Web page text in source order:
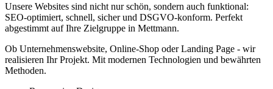
Unsere Websites sind nicht nur schön, sondern auch funktional:
SEO-optimiert, schnell, sicher und DSGVO-konform. Perfekt
abgestimmt auf Ihre Zielgruppe in Mettmann.
Ob Unternehmenswebsite, Online-Shop oder Landing Page - wir
realisieren Ihr Projekt. Mit modernen Technologien und bewährten
Methoden.